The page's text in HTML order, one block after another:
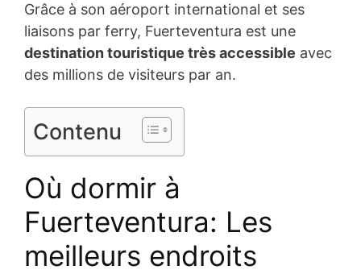
Grâce à son aéroport international et ses
liaisons par ferry, Fuerteventura est une
destination touristique très accessible avec
des millions de visiteurs par an.
Contenu
Où dormir à
Fuerteventura: Les
meilleurs endroits